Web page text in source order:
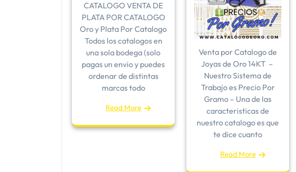
CATALOGO VENTA DE
PLATA POR CATALOGO
Oro y Plata Por Catalogo
Todos los catalogos en
una sola bodega (solo
pagas un envio y puedes
ordenar de distintas
marcas todo
Read More
Venta por Catalogo de
Joyas de Oro 14KT –
Nuestro Sistema de
Trabajo es Precio Por
Gramo – Una de las
caracteristicas de
nuestro catalogo es que
te dice cuanto
Read More